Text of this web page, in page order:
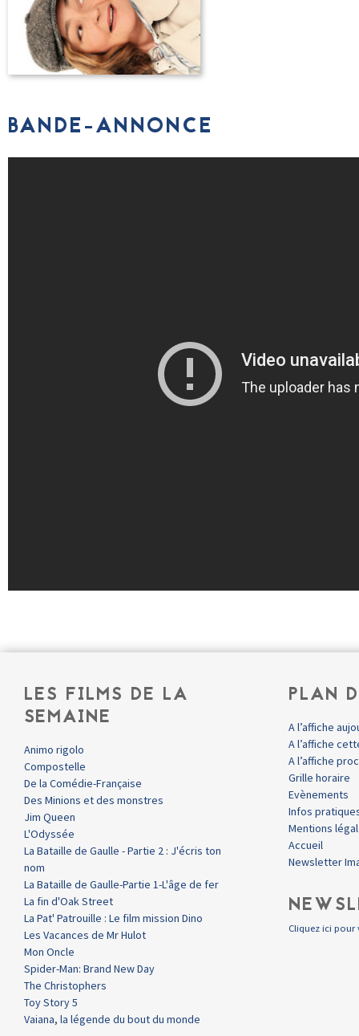
BANDE-ANNONCE
LES FILMS DE LA
SEMAINE
Animo rigolo
Compostelle
De la Comédie-Française
Des Minions et des monstres
Jim Queen
L'Odyssée
La Bataille de Gaulle - Partie 2 : J'écris ton
nom
La Bataille de Gaulle-Partie 1-L'âge de fer
La fin d'Oak Street
La Pat' Patrouille : Le film mission Dino
Les Vacances de Mr Hulot
Mon Oncle
Spider-Man: Brand New Day
The Christophers
Toy Story 5
Vaiana, la légende du bout du monde
PLAN
A l’affiche
A l’affiche
A l’affiche
Grille horaire
Evènements
Infos
Mentions
Accueil
Newsletter
Cliquez ici pour